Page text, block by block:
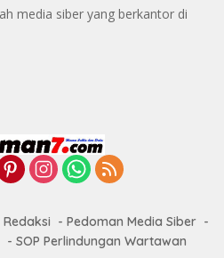
media siber yang berkantor di
Redaksi
Pedoman Media Siber
SOP Perlindungan Wartawan